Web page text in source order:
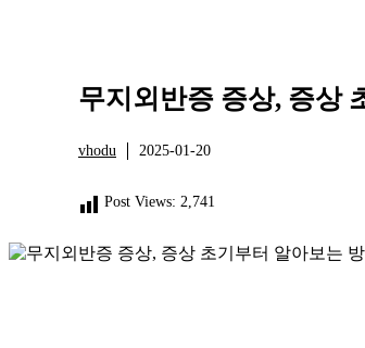
무지외반증 증상, 증상
vhodu 2025-01-20
Post Views: 2,741